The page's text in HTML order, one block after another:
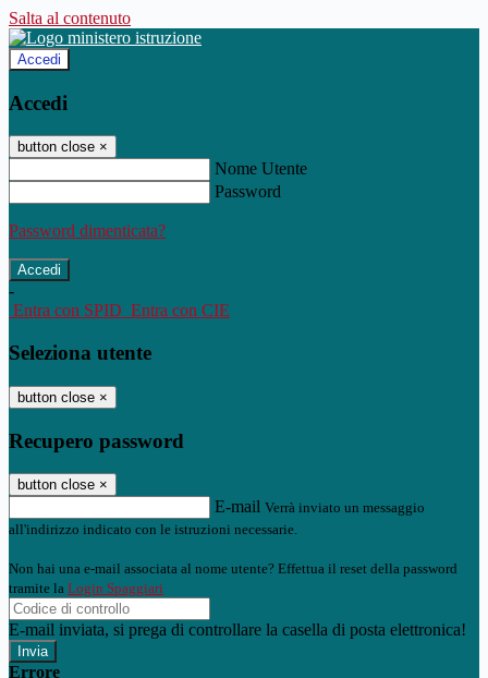
Salta al contenuto
Accedi
Accedi
button close ×
Nome Utente
Password
Password dimenticata?
-
Entra con SPID Entra con CIE
Seleziona utente
button close ×
Recupero password
button close ×
E-mail Verrà inviato un messaggio
all'indirizzo indicato con le istruzioni necessarie.
Non hai una e-mail associata al nome utente? Effettua il reset della password
tramite la Login Spaggiari
E-mail inviata, si prega di controllare la casella di posta elettronica!
Errore